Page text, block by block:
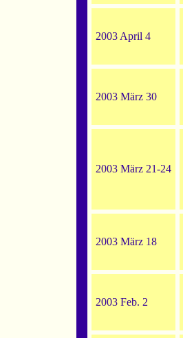
2003 April 4
2003 März 30
2003 März 21-24
2003 März 18
2003 Feb. 2